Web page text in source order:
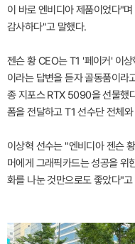
이 바로 엔비디아 제품이었다"
감사하다"고 말했다.
젠슨 황 CEO는 T1 '페이커' 이
이라는 답변을 듣자 골동품이라
종 지포스 RTX 5090을 선물했
폼을 전달하고 T1 선수단 전체
이상혁 선수는 "엔비디아 젠슨
머에게 그래픽카드는 성공을 위
화를 나눈 것만으로도 좋았다"